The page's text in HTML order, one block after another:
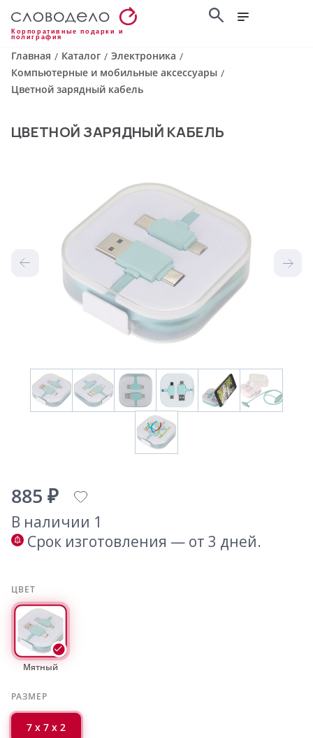
Корпоративные подарки и
полиграфия
Главная / Каталог / Электроника /
Компьютерные и мобильные аксессуары /
Цветной зарядный кабель
ЦВЕТНОЙ ЗАРЯДНЫЙ КАБЕЛЬ
885 ₽
В наличии 1
Срок изготовления — от 3 дней.
ЦВЕТ
Мятный
РАЗМЕР
7 х 7 х 2